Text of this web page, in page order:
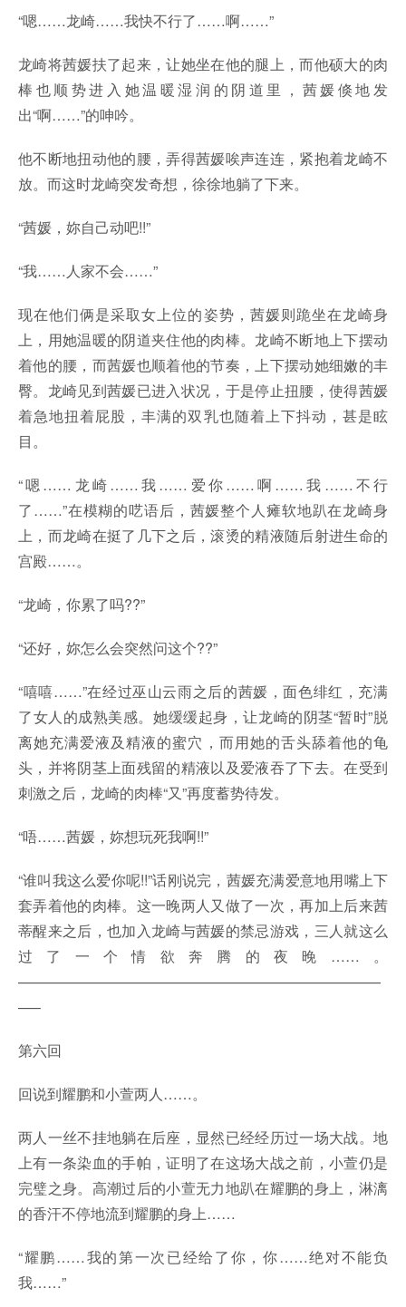
“嗯……龙崎……我快不行了……啊……”
龙崎将茜媛扶了起来，让她坐在他的腿上，而他硕大的肉
棒也顺势进入她温暖湿润的阴道里，茜媛倏地发
出“啊……”的呻吟。
他不断地扭动他的腰，弄得茜媛唉声连连，紧抱着龙崎不
放。而这时龙崎突发奇想，徐徐地躺了下来。
“茜媛，妳自己动吧!!”
“我……人家不会……”
现在他们俩是采取女上位的姿势，茜媛则跪坐在龙崎身
上，用她温暖的阴道夹住他的肉棒。龙崎不断地上下摆动
着他的腰，而茜媛也顺着他的节奏，上下摆动她细嫩的丰
臀。龙崎见到茜媛已进入状况，于是停止扭腰，使得茜媛
着急地扭着屁股，丰满的双乳也随着上下抖动，甚是眩
目。
“嗯……龙崎……我……爱你……啊……我……不行
了……”在模糊的呓语后，茜媛整个人瘫软地趴在龙崎身
上，而龙崎在挺了几下之后，滚烫的精液随后射进生命的
宫殿……。
“龙崎，你累了吗??”
“还好，妳怎么会突然问这个??”
“嘻嘻……”在经过巫山云雨之后的茜媛，面色绯红，充满
了女人的成熟美感。她缓缓起身，让龙崎的阴茎“暂时”脱
离她充满爱液及精液的蜜穴，而用她的舌头舔着他的龟
头，并将阴茎上面残留的精液以及爱液吞了下去。在受到
刺激之后，龙崎的肉棒“又”再度蓄势待发。
“唔……茜媛，妳想玩死我啊!!”
“谁叫我这么爱你呢!!”话刚说完，茜媛充满爱意地用嘴上下
套弄着他的肉棒。这一晚两人又做了一次，再加上后来茜
蒂醒来之后，也加入龙崎与茜媛的禁忌游戏，三人就这么
过了一个情欲奔腾的夜晚……。
—————————————————————————
—–
第六回
回说到耀鹏和小萱两人……。
两人一丝不挂地躺在后座，显然已经经历过一场大战。地
上有一条染血的手帕，证明了在这场大战之前，小萱仍是
完璧之身。高潮过后的小萱无力地趴在耀鹏的身上，淋漓
的香汗不停地流到耀鹏的身上……
“耀鹏……我的第一次已经给了你，你……绝对不能负
我……”